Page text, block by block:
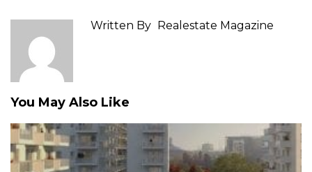
Written By Realestate Magazine
You May Also Like